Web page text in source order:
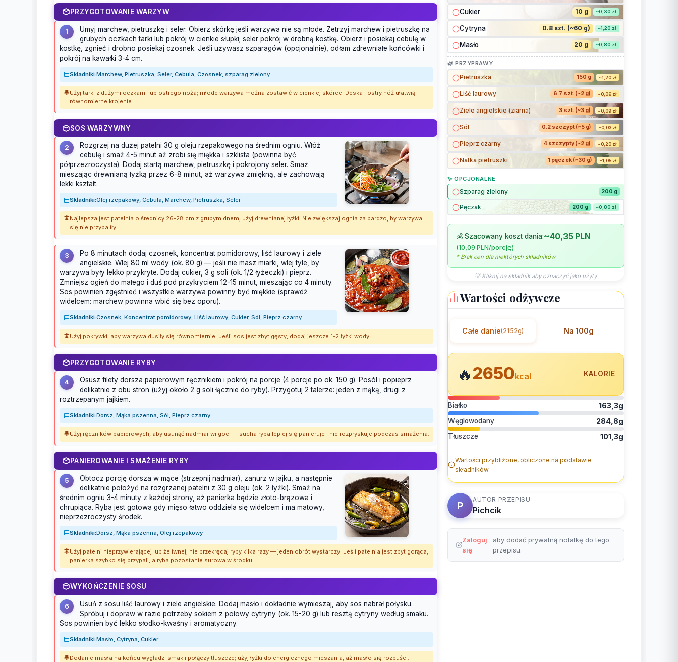
PRZYGOTOWANIE WARZYW
1
Umyj marchew, pietruszkę i seler. Obierz skórkę jeśli warzywa nie są młode. Zetrzyj marchew i pietruszkę na
grubych oczkach tarki lub pokrój w cienkie słupki; seler pokrój w drobną kostkę. Obierz i posiekaj cebulę w
kostkę, zgnieć i drobno posiekaj czosnek. Jeśli używasz szparagów (opcjonalnie), odłam zdrewniałe końcówki i
pokrój na kawałki 3-4 cm.
Składniki:Marchew, Pietruszka, Seler, Cebula, Czosnek, szparag zielony
Użyj tarki z dużymi oczkami lub ostrego noża; młode warzywa można zostawić w cienkiej skórce. Deska i ostry nóż ułatwią
równomierne krojenie.
SOS WARZYWNY
2
Rozgrzej na dużej patelni 30 g oleju rzepakowego na średnim ogniu. Włóż
cebulę i smaż 4-5 minut aż zrobi się miękka i szklista (powinna być
półprzezroczysta). Dodaj startą marchew, pietruszkę i pokrojony seler. Smaż
mieszając drewnianą łyżką przez 6-8 minut, aż warzywa zmiękną, ale zachowają
lekki kształt.
Składniki:Olej rzepakowy, Cebula, Marchew, Pietruszka, Seler
Najlepsza jest patelnia o średnicy 26-28 cm z grubym dnem; użyj drewnianej łyżki. Nie zwiększaj ognia za bardzo, by warzywa
się nie przypaliły.
3
Po 8 minutach dodaj czosnek, koncentrat pomidorowy, liść laurowy i ziele
angielskie. Wlej 80 ml wody (ok. 80 g) — jeśli nie masz miarki, wlej tyle, by
warzywa były lekko przykryte. Dodaj cukier, 3 g soli (ok. 1/2 łyżeczki) i pieprz.
Zmniejsz ogień do małego i duś pod przykryciem 12-15 minut, mieszając co 4 minuty.
Sos powinien zgęstnieć i wszystkie warzywa powinny być miękkie (sprawdź
widelcem: marchew powinna wbić się bez oporu).
Składniki:Czosnek, Koncentrat pomidorowy, Liść laurowy, Cukier, Sól, Pieprz czarny
Użyj pokrywki, aby warzywa dusiły się równomiernie. Jeśli sos jest zbyt gęsty, dodaj jeszcze 1-2 łyżki wody.
PRZYGOTOWANIE RYBY
4
Osusz filety dorsza papierowym ręcznikiem i pokrój na porcje (4 porcje po ok. 150 g). Posól i popieprz
delikatnie z obu stron (użyj około 2 g soli łącznie do ryby). Przygotuj 2 talerze: jeden z mąką, drugi z
roztrzepanym jajkiem.
Składniki:Dorsz, Mąka pszenna, Sól, Pieprz czarny
Użyj ręczników papierowych, aby usunąć nadmiar wilgoci — sucha ryba lepiej się panieruje i nie rozpryskuje podczas smażenia.
PANIEROWANIE I SMAŻENIE RYBY
5
Obtocz porcję dorsza w mące (strzepnij nadmiar), zanurz w jajku, a następnie
delikatnie położyć na rozgrzanej patelni z 30 g oleju (ok. 2 łyżki). Smaż na
średnim ogniu 3-4 minuty z każdej strony, aż panierka będzie złoto-brązowa i
chrupiąca. Ryba jest gotowa gdy mięso łatwo oddziela się widelcem i ma matowy,
nieprzezroczysty środek.
Składniki:Dorsz, Mąka pszenna, Olej rzepakowy
Użyj patelni nieprzywierającej lub żeliwnej; nie przekręcaj ryby kilka razy — jeden obrót wystarczy. Jeśli patelnia jest zbyt gorąca,
panierka szybko się przypali, a ryba pozostanie surowa w środku.
WYKOŃCZENIE SOSU
6
Usuń z sosu liść laurowy i ziele angielskie. Dodaj masło i dokładnie wymieszaj, aby sos nabrał połysku.
Spróbuj i dopraw w razie potrzeby sokiem z połowy cytryny (ok. 15-20 g) lub resztą cytryny według smaku.
Sos powinien być lekko słodko-kwaśny i aromatyczny.
Składniki:Masło, Cytryna, Cukier
Dodanie masła na końcu wygładzi smak i połączy tłuszcze; użyj łyżki do energicznego mieszania, aż masło się rozpuści.
Cukier 10 g ~0,30 zł
Cytryna 0.8 szt. (~60 g) ~1,20 zł
Masło 20 g ~0,80 zł
🌿 PRZYPRAWY
Pietruszka 150 g ~1,20 zł
Liść laurowy 6.7 szt. (~2 g) ~0,06 zł
Ziele angielskie (ziarna) 3 szt. (~3 g) ~0,09 zł
Sól 0.2 szczypt (~5 g) ~0,03 zł
Pieprz czarny 4 szczypty (~2 g) ~0,20 zł
Natka pietruszki 1 pęczek (~30 g) ~1,05 zł
✨ OPCJONALNE
Szparag zielony 200 g
Pęczak 200 g ~0,80 zł
💰 Szacowany koszt dania:~40,35 PLN
(10,09 PLN/porcję)
* Brak cen dla niektórych składników
💡 Kliknij na składnik aby oznaczyć jako użyty
Wartości odżywcze
Całe danie(2152g) Na 100g
🔥2650kcal KALORIE
Białko 163,3g
Węglowodany 284,8g
Tłuszcze 101,3g
Wartości przybliżone, obliczone na podstawie
składników
P
AUTOR PRZEPISU
Pichcik
Zaloguj
się
aby dodać prywatną notatkę do tego
przepisu.